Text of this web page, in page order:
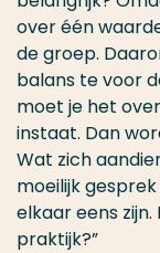
over één
de groep.
balans te voor
moet je het
instaat. Dan
Wat zich
moeilijk
elkaar eens
praktijk?”